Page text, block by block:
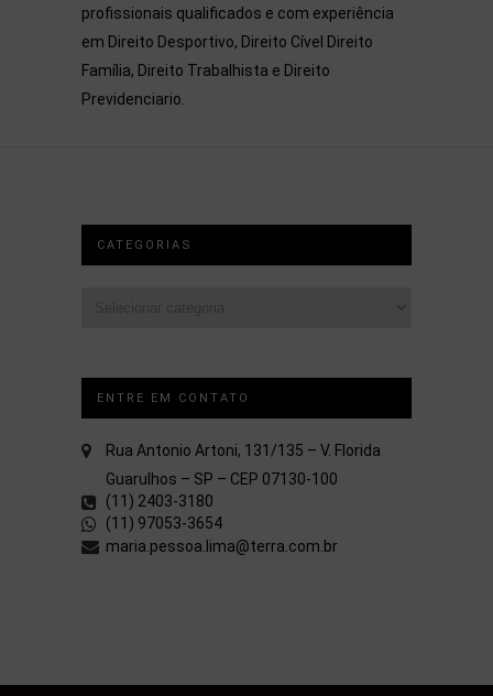
profissionais qualificados e com experiência
em Direito Desportivo, Direito Cível Direito
Família, Direito Trabalhista e Direito
Previdenciario.
CATEGORIAS
ENTRE EM CONTATO
Rua Antonio Artoni, 131/135 – V. Florida
Guarulhos – SP – CEP 07130-100
(11) 2403-3180
(11) 97053-3654
maria.pessoa.lima@terra.com.br